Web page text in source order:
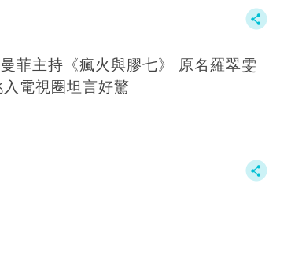
菲主持《瘋火與膠七》 原名羅翠雯
電視圈坦言好驚